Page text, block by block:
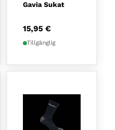
Gavia Sukat
15,95 €
Tillgänglig